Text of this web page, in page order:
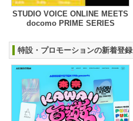
STUDIO VOICE ONLINE MEETS
docomo PRIME SERIES
特設・プロモーションの新着登録